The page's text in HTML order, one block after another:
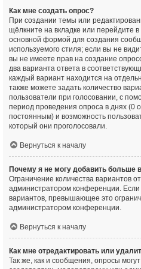
Как мне создать опрос?
При создании темы или
щёлкните на вкладке или перейдите
основной формой для создания
используемого стиля; если вы не
вы не имеете прав на создание
два варианта ответа в
каждый вариант находится на
также можете задать количество
пользователи при голосовании, с
период проведения опроса в днях (0
постоянным) и возможность
который они проголосовали.
Вернуться к началу
Почему я не могу добавить больше
Ограничение количества вариантов
администратором конференции. Если
вариантов, превышающее это
администратором конференции.
Вернуться к началу
Как мне отредактировать или
Так же, как и сообщения, опросы